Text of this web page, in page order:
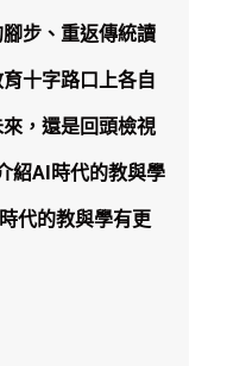
步、重返傳統讀
十字路口上各自
，還是回頭檢視
紹AI時代的教與學
代的教與學有更